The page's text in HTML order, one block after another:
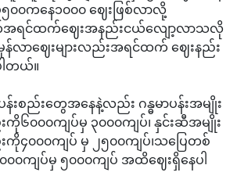
၀၀ကနေ၁၀၀၀ ဈေးဖြစ်လာလို့
အရင်ထက်ဈေးအနည်းငယ်လျော့လာသလို
မုန်လာဈေးများလည်းအရင်ထက် ဈေးနည်း
တယ်။
းစည်းတွေအနေနဲ့လည်း ဂန္ဓမာပန်းအမျိုး
၀၀၀ကျပ်မှ ၃၀၀၀ကျပ်၊ နှင်းဆီအမျိုး
၀၀၀ကျပ် မှ ၂၅၀၀ကျပ်၊သပြေတစ်
ကျပ်မှ ၅၀၀၀ကျပ် အထိဈေးရှိနေပါ